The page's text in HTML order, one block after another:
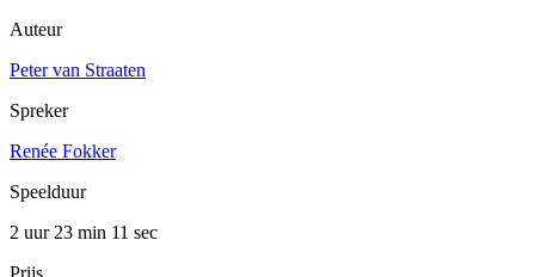
Auteur
Peter van Straaten
Spreker
Renée Fokker
Speelduur
2 uur 23 min 11 sec
Prijs